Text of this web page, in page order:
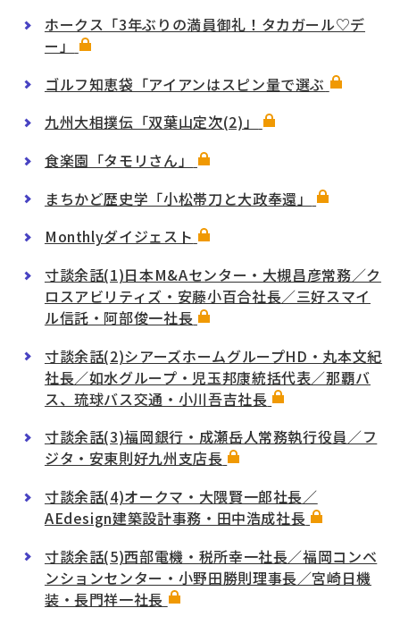
ホークス「3年ぶりの満員御礼！タカガール♡デ
ー」
ゴルフ知恵袋「アイアンはスピン量で選ぶ
九州大相撲伝「双葉山定次(2)」
食楽園「タモリさん」
まちかど歴史学「小松帯刀と大政奉還」
Monthlyダイジェスト
寸談余話(1)日本M&Aセンター・大槻昌彦常務／ク
ロスアビリティズ・安藤小百合社長／三好スマイ
ル信託・阿部俊一社長
寸談余話(2)シアーズホームグループHD・丸本文紀
社長／如水グループ・児玉邦康統括代表／那覇バ
ス、琉球バス交通・小川吾吉社長
寸談余話(3)福岡銀行・成瀬岳人常務執行役員／フ
ジタ・安東則好九州支店長
寸談余話(4)オークマ・大隈賢一郎社長／
AEdesign建築設計事務・田中浩成社長
寸談余話(5)西部電機・税所幸一社長／福岡コンベ
ンションセンター・小野田勝則理事長／宮崎日機
装・長門祥一社長